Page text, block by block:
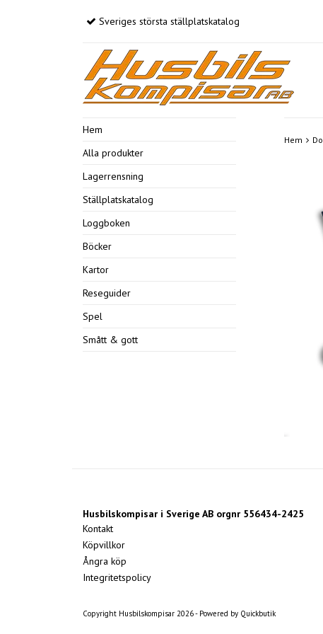
Sveriges största ställplatskatalog
Hem
Alla produkter
Lagerrensning
Ställplatskatalog
Loggboken
Böcker
Kartor
Reseguider
Spel
Smått & gott
Hem
Husbilskompisar i Sverige AB orgnr 556434-2425
Kontakt
Köpvillkor
Ångra köp
Integritetspolicy
Copyright Husbilskompisar 2026 - Powered by Quickbutik